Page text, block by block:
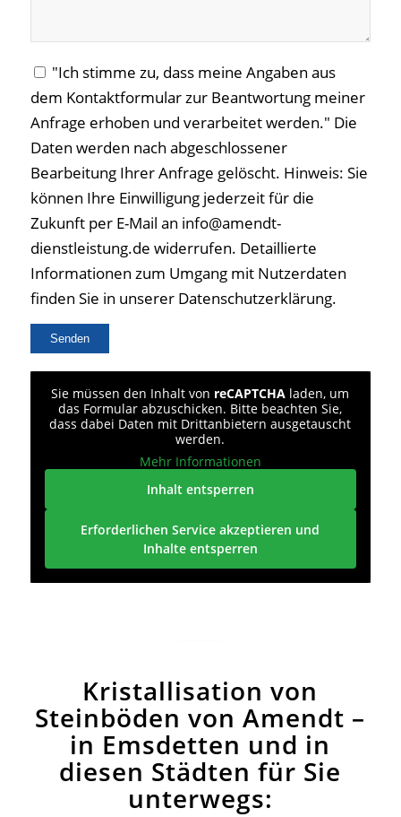
"Ich stimme zu, dass meine Angaben aus
dem Kontaktformular zur Beantwortung meiner
Anfrage erhoben und verarbeitet werden." Die
Daten werden nach abgeschlossener
Bearbeitung Ihrer Anfrage gelöscht. Hinweis: Sie
können Ihre Einwilligung jederzeit für die
Zukunft per E-Mail an info@amendt-
dienstleistung.de widerrufen. Detaillierte
Informationen zum Umgang mit Nutzerdaten
finden Sie in unserer Datenschutzerklärung.
Sie müssen den Inhalt von reCAPTCHA laden, um
das Formular abzuschicken. Bitte beachten Sie,
dass dabei Daten mit Drittanbietern ausgetauscht
werden.
Mehr Informationen
Inhalt entsperren
Erforderlichen Service akzeptieren und
Inhalte entsperren
Kristallisation von
Steinböden von Amendt –
in Emsdetten und in
diesen Städten für Sie
unterwegs: